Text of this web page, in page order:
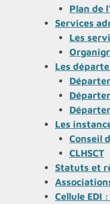
Plan de
Services
Les
Les
Les
Conseil
CLHSCT
Statuts et
Cellule EDI